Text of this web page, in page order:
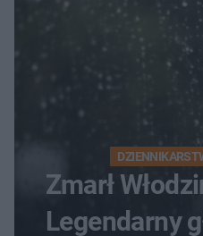
Zmarł
Legendarny